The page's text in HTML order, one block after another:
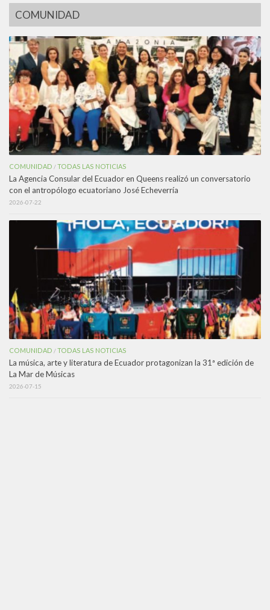
COMUNIDAD
COMUNIDAD /TODAS LAS NOTICIAS
La Agencia Consular del Ecuador en Queens realizó un conversatorio
con el antropólogo ecuatoriano José Echeverría
2026-07-22
COMUNIDAD /TODAS LAS NOTICIAS
La música, arte y literatura de Ecuador protagonizan la 31ª edición de
La Mar de Músicas
2026-07-15